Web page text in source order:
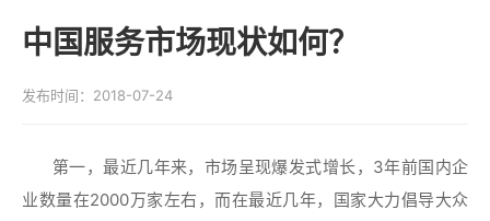
中国服务市场现状如何？
发布时间：2018-07-24
第一，最近几年来，市场呈现爆发式增长， 3年前国内企
业数量在2000万家左右，而在最近几年，国家大力倡导大众